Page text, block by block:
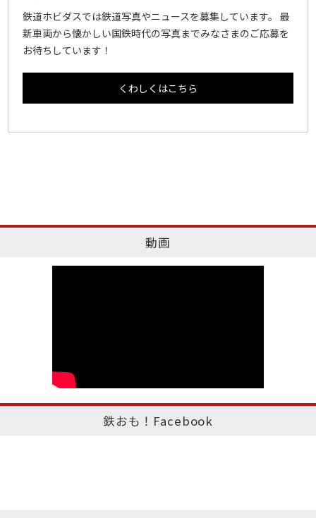
鉄道ホビダスでは鉄道写真やニュースを募集しています。 最
新車両から懐かしい国鉄時代の写真までみなさまのご応募を
お待ちしています！
くわしくはこちら
動画
鉄おも！Facebook